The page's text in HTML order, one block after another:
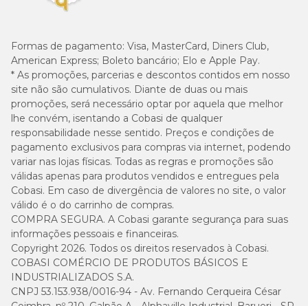
Formas de pagamento: Visa, MasterCard, Diners Club,
American Express; Boleto bancário; Elo e Apple Pay.
* As promoções, parcerias e descontos contidos em nosso
site não são cumulativos. Diante de duas ou mais
promoções, será necessário optar por aquela que melhor
lhe convém, isentando a Cobasi de qualquer
responsabilidade nesse sentido. Preços e condições de
pagamento exclusivos para compras via internet, podendo
variar nas lojas físicas. Todas as regras e promoções são
válidas apenas para produtos vendidos e entregues pela
Cobasi. Em caso de divergência de valores no site, o valor
válido é o do carrinho de compras.
COMPRA SEGURA. A Cobasi garante segurança para suas
informações pessoais e financeiras.
Copyright 2026. Todos os direitos reservados à Cobasi.
COBASI COMÉRCIO DE PRODUTOS BÁSICOS E
INDUSTRIALIZADOS S.A.
CNPJ 53.153.938/0016-94 - Av. Fernando Cerqueira César